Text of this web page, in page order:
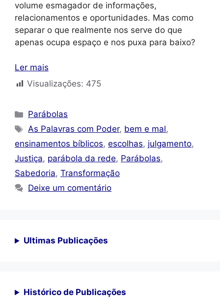
volume esmagador de informações,
relacionamentos e oportunidades. Mas como
separar o que realmente nos serve do que
apenas ocupa espaço e nos puxa para baixo?
Ler mais
Visualizações: 475
Categorias
Parábolas
Tags
As Palavras com Poder, bem e mal,
ensinamentos bíblicos, escolhas, julgamento,
Justiça, parábola da rede, Parábolas,
Sabedoria, Transformação
Deixe um comentário
Ultimas Publicações
Histórico de Publicações